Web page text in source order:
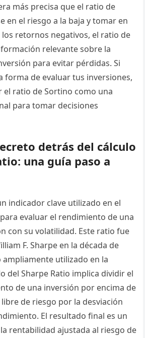
más precisa que el ratio de
en el riesgo a la baja y tomar en
retornos negativos, el ratio de
relevante sobre la
para evitar pérdidas. Si
forma de evaluar tus inversiones,
el ratio de Sortino como una
para tomar decisiones
detrás del cálculo
una guía paso a
indicador clave utilizado en el
evaluar el rendimiento de una
con su volatilidad. Este ratio fue
F. Sharpe en la década de
ampliamente utilizado en la
del Sharpe Ratio implica dividir el
de una inversión por encima de
de riesgo por la desviación
El resultado final es un
rentabilidad ajustada al riesgo de